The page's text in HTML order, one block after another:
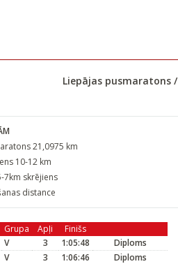
Liepājas pusmaratons /
21,0975 km
10-12 km
7km skrējiens
distance
Grupa Apļi
Finišs
V 3 1:05:48
Diploms
V 3 1:06:46
Diploms